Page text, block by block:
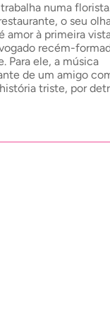
numa
o seu
amor à primeira
recém-
Para ele, a música
de um amigo
triste, por